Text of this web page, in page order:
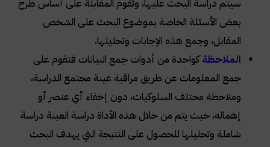
سيتم دراسة البحث عليها، وتقوم المقابلة على أساس طرح
بعض الأسئلة الخاصة بموضوع البحث على الشخص
المقابل، وجمع هذه الإجابات وتحليلها.
الملاحظة كواحدة من أدوات جمع البيانات فتقوم على
جمع المعلومات عن طريق مراقبة عينة مجتمع الدراسة،
وملاحظة مختلف السلوكيات، دون إخفاء أي عنصر أو
إهماله، حيث يتم من خلال هذه الأداة دراسة العينة دراسة
شاملة وتحليلها للحصول على النتيجة التي يهدف البحث